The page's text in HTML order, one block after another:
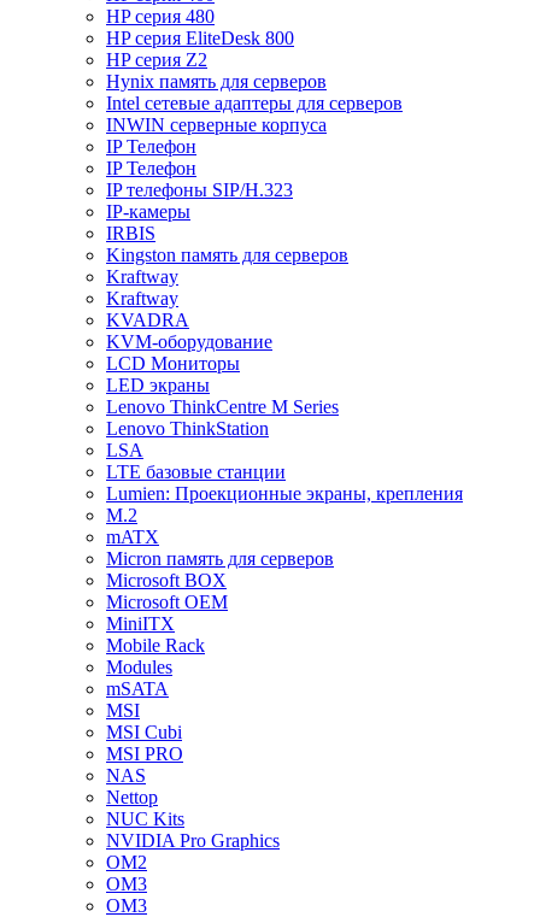
HP серия 480
HP серия EliteDesk 800
HP серия Z2
Hynix память для серверов
Intel сетевые адаптеры для серверов
INWIN серверные корпуса
IP Телефон
IP Телефон
IP телефоны SIP/H.323
IP-камеры
IRBIS
Kingston память для серверов
Kraftway
Kraftway
KVADRA
KVM-оборудование
LCD Мониторы
LED экраны
Lenovo ThinkCentre M Series
Lenovo ThinkStation
LSA
LTE базовые станции
Lumien: Проекционные экраны, крепления
M.2
mATX
Micron память для серверов
Microsoft BOX
Microsoft OEM
MiniITX
Mobile Rack
Modules
mSATA
MSI
MSI Cubi
MSI PRO
NAS
Nettop
NUC Kits
NVIDIA Pro Graphics
OM2
OM3
OM3